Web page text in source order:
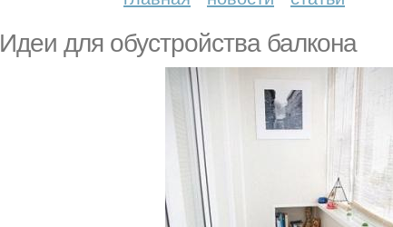
Идеи для обустройства балкона